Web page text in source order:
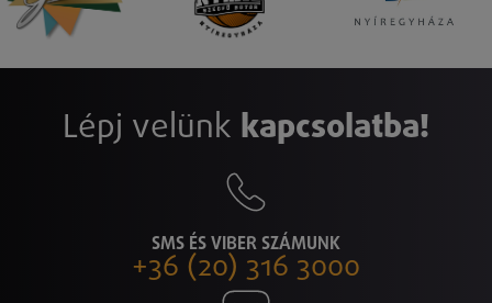
Lépj velünk kapcsolatba!
SMS ÉS VIBER SZÁMUNK
+36 (20) 316 3000